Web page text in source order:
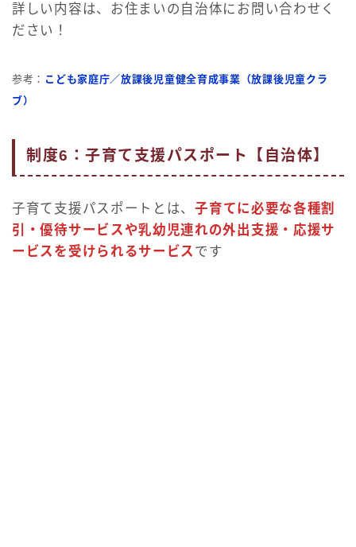
詳しい内容は、お住まいの自治体にお問い合わせく
ださい！
参考： こども家庭庁／放課後児童健全育成事業（放課後児童クラ
ブ）
制度6：子育て支援パスポート【自治体】
子育て支援パスポートとは、子育てに必要な各種割
引・優待サービスや乳幼児連れの外出支援・応援サ
ービスを受けられるサービス です